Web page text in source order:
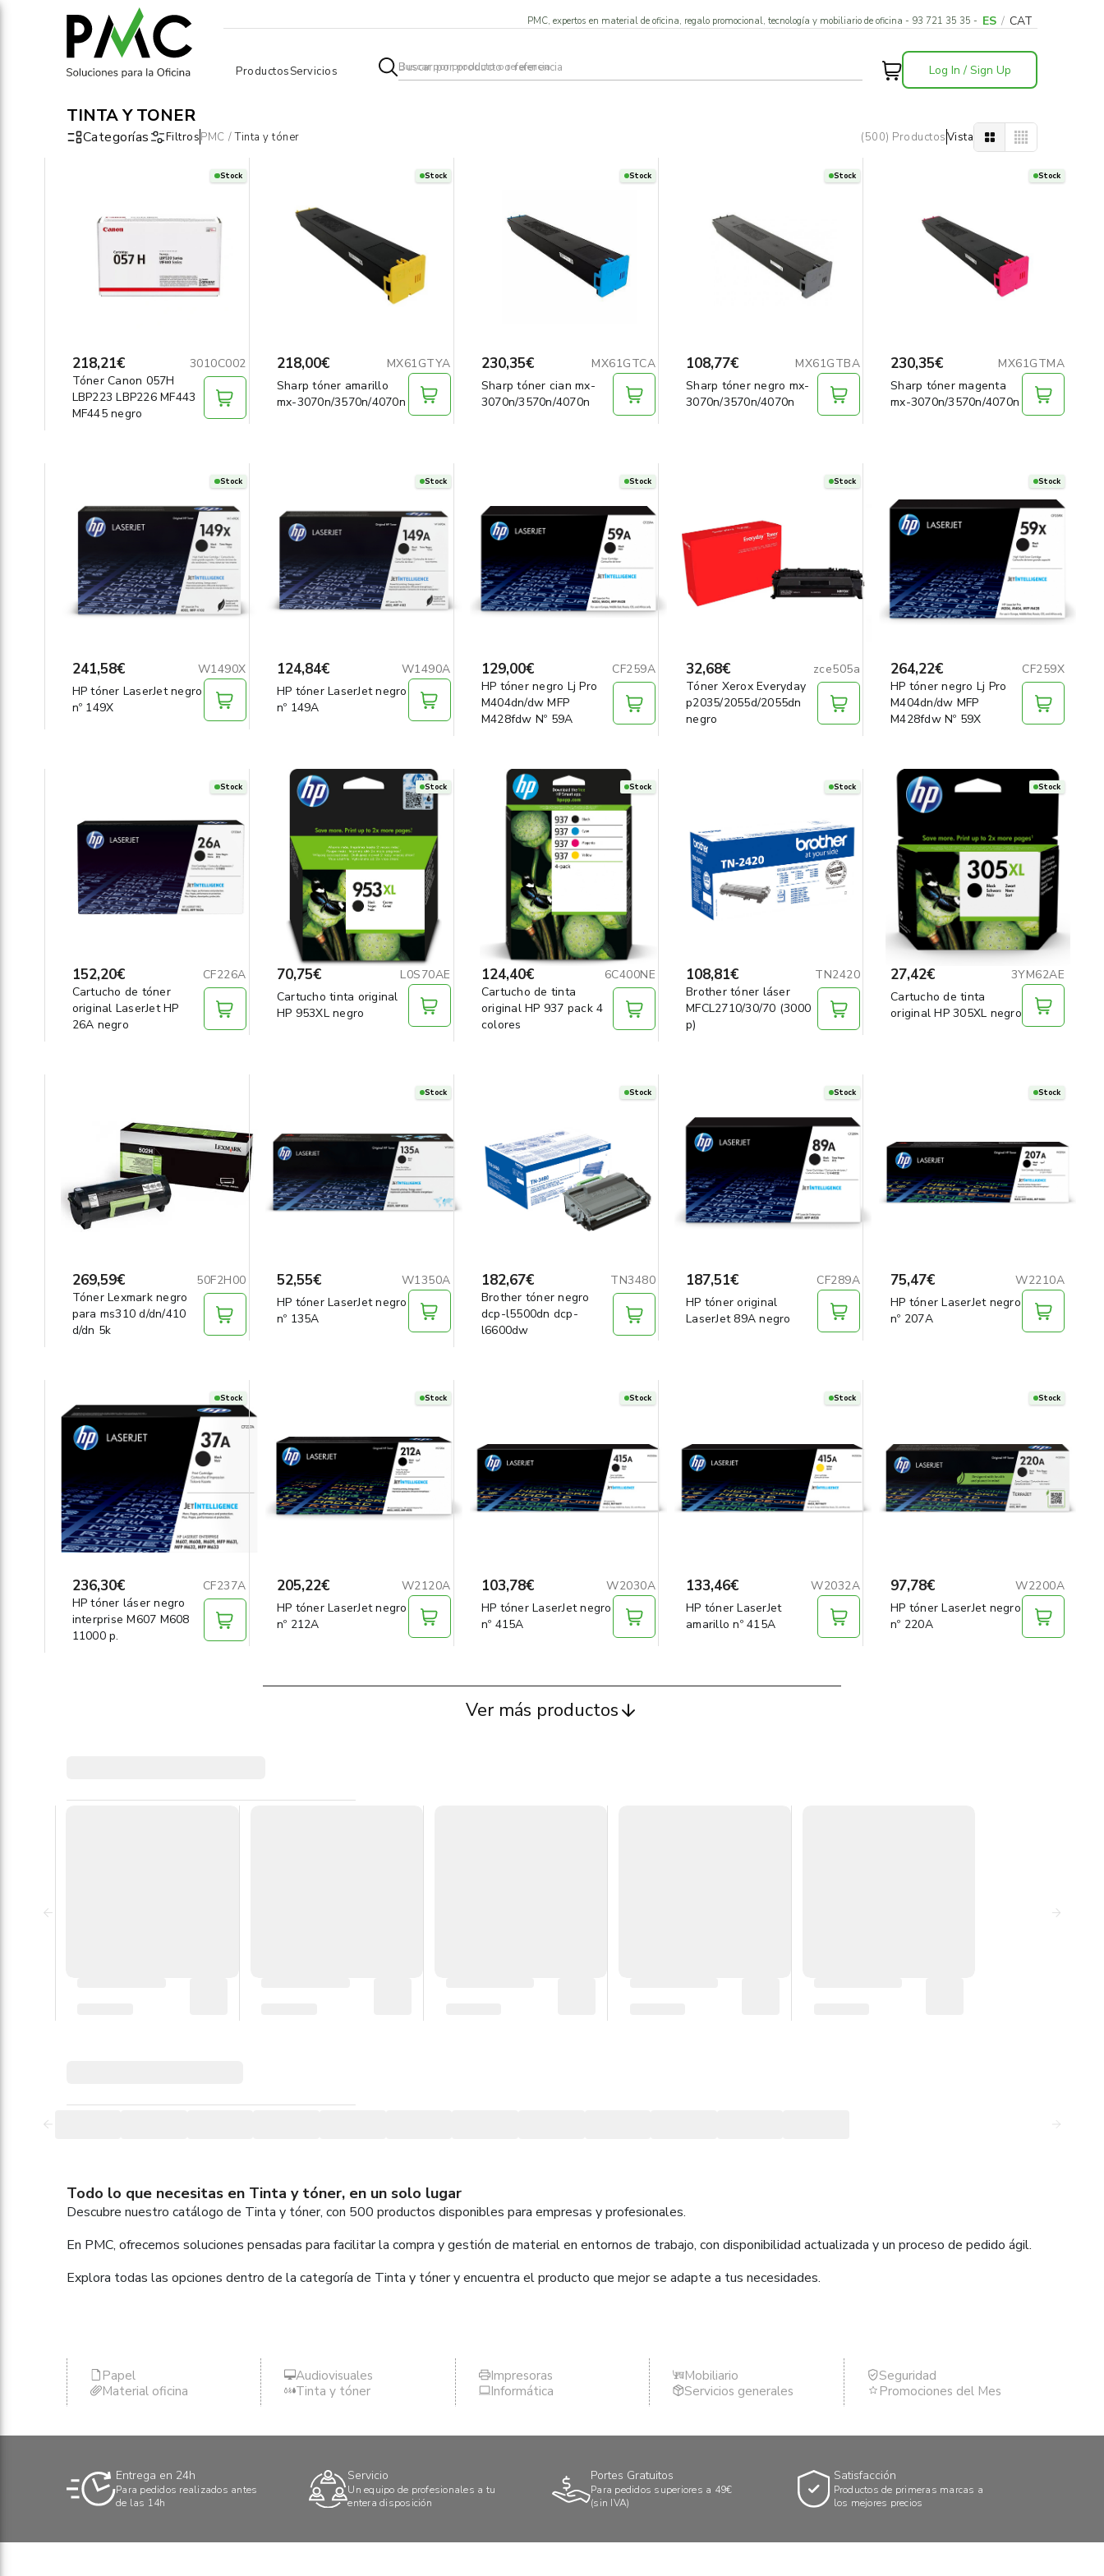
PMC, expertos en material de oficina, regalo promocional, tecnología y mobiliario de oficina - 93 721 35 35 - ES / CAT
ProductosServicios Log In / Sign Up
TINTA Y TÓNER
Categorías FiltrosPMC / Tinta y tóner (500) ProductosVista
Stock
218,21€
3010C002
Tóner Canon 057H
LBP223 LBP226 MF443
MF445 negro
Stock
218,00€
MX61GTYA
Sharp tóner amarillo
mx-3070n/3570n/4070n
Stock
230,35€
MX61GTCA
Sharp tóner cian mx-
3070n/3570n/4070n
Stock
108,77€
MX61GTBA
Sharp tóner negro mx-
3070n/3570n/4070n
Stock
230,35€
MX61GTMA
Sharp tóner magenta
mx-3070n/3570n/4070n
Stock
241,58€
W1490X
HP tóner LaserJet negro
nº 149X
Stock
124,84€
W1490A
HP tóner LaserJet negro
nº 149A
Stock
129,00€
CF259A
HP tóner negro Lj Pro
M404dn/dw MFP
M428fdw Nº 59A
Stock
32,68€
zce505a
Tóner Xerox Everyday
p2035/2055d/2055dn
negro
Stock
264,22€
CF259X
HP tóner negro Lj Pro
M404dn/dw MFP
M428fdw Nº 59X
Stock
152,20€
CF226A
Cartucho de tóner
original LaserJet HP
26A negro
Stock
70,75€
L0S70AE
Cartucho tinta original
HP 953XL negro
Stock
124,40€
6C400NE
Cartucho de tinta
original HP 937 pack 4
colores
Stock
108,81€
TN2420
Brother tóner láser
MFCL2710/30/70 (3000
p)
Stock
27,42€
3YM62AE
Cartucho de tinta
original HP 305XL negro
269,59€
50F2H00
Tóner Lexmark negro
para ms310 d/dn/410
d/dn 5k
Stock
52,55€
W1350A
HP tóner LaserJet negro
nº 135A
Stock
182,67€
TN3480
Brother tóner negro
dcp-l5500dn dcp-
l6600dw
Stock
187,51€
CF289A
HP tóner original
LaserJet 89A negro
Stock
75,47€
W2210A
HP tóner LaserJet negro
nº 207A
Stock
236,30€
CF237A
HP tóner láser negro
interprise M607 M608
11000 p.
Stock
205,22€
W2120A
HP tóner LaserJet negro
nº 212A
Stock
103,78€
W2030A
HP tóner LaserJet negro
nº 415A
Stock
133,46€
W2032A
HP tóner LaserJet
amarillo nº 415A
Stock
97,78€
W2200A
HP tóner LaserJet negro
nº 220A
Ver más productos
Todo lo que necesitas en Tinta y tóner, en un solo lugar
Descubre nuestro catálogo de Tinta y tóner, con 500 productos disponibles para empresas y profesionales.
En PMC, ofrecemos soluciones pensadas para facilitar la compra y gestión de material en entornos de trabajo, con disponibilidad actualizada y un proceso de pedido ágil.
Explora todas las opciones dentro de la categoría de Tinta y tóner y encuentra el producto que mejor se adapte a tus necesidades.
Papel
Material oficina
Audiovisuales
Tinta y tóner
Impresoras
Informática
Mobiliario
Servicios generales
Seguridad
Promociones del Mes
Entrega en 24h
Para pedidos realizados antes
de las 14h
Servicio
Un equipo de profesionales a tu
entera disposición
Portes Gratuitos
Para pedidos superiores a 49€
(sin IVA)
Satisfacción
Productos de primeras marcas a
los mejores precios